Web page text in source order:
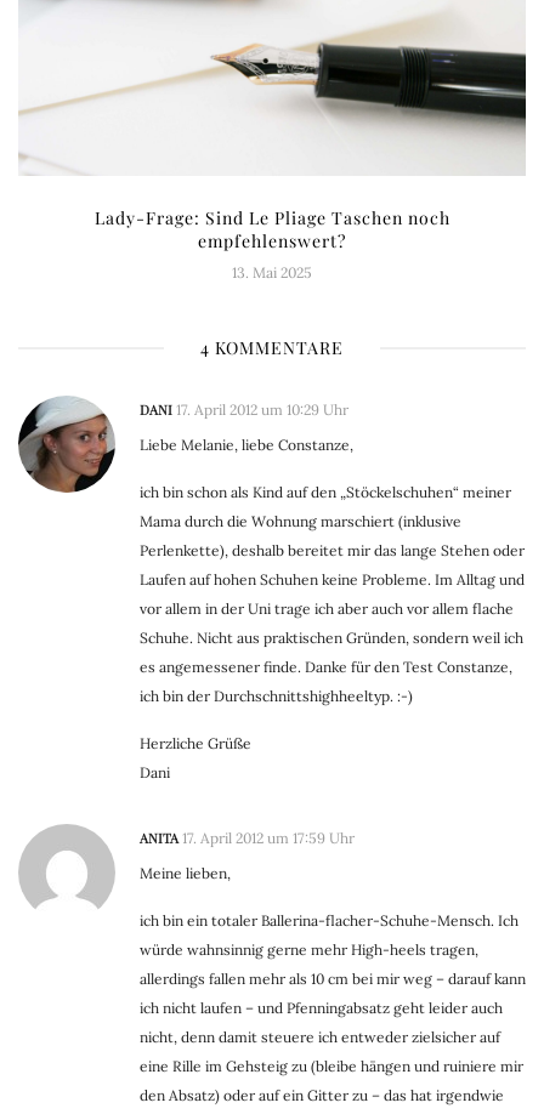
Lady-Frage: Sind Le Pliage Taschen noch
empfehlenswert?
13. Mai 2025
4 KOMMENTARE
DANI 17. April 2012 um 10:29 Uhr
Liebe Melanie, liebe Constanze,
ich bin schon als Kind auf den „Stöckelschuhen“ meiner
Mama durch die Wohnung marschiert (inklusive
Perlenkette), deshalb bereitet mir das lange Stehen oder
Laufen auf hohen Schuhen keine Probleme. Im Alltag und
vor allem in der Uni trage ich aber auch vor allem flache
Schuhe. Nicht aus praktischen Gründen, sondern weil ich
es angemessener finde. Danke für den Test Constanze,
ich bin der Durchschnittshighheeltyp. :-)
Herzliche Grüße
Dani
ANITA 17. April 2012 um 17:59 Uhr
Meine lieben,
ich bin ein totaler Ballerina-flacher-Schuhe-Mensch. Ich
würde wahnsinnig gerne mehr High-heels tragen,
allerdings fallen mehr als 10 cm bei mir weg – darauf kann
ich nicht laufen – und Pfenningabsatz geht leider auch
nicht, denn damit steuere ich entweder zielsicher auf
eine Rille im Gehsteig zu (bleibe hängen und ruiniere mir
den Absatz) oder auf ein Gitter zu – das hat irgendwie